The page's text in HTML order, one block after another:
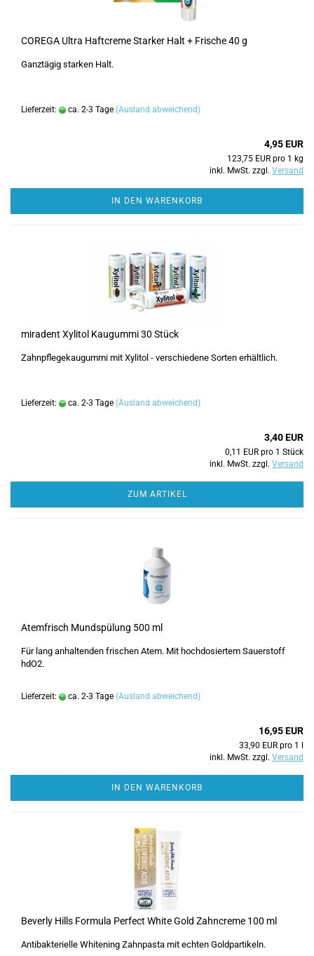
COREGA Ultra Haftcreme Starker Halt + Frische 40 g
Ganztägig starken Halt.
Lieferzeit: ca. 2-3 Tage (Ausland abweichend)
4,95 EUR
123,75 EUR pro 1 kg
inkl. MwSt. zzgl. Versand
IN DEN WARENKORB
miradent Xylitol Kaugummi 30 Stück
Zahnpflegekaugummi mit Xylitol - verschiedene Sorten erhältlich.
Lieferzeit: ca. 2-3 Tage (Ausland abweichend)
3,40 EUR
0,11 EUR pro 1 Stück
inkl. MwSt. zzgl. Versand
ZUM ARTIKEL
Atemfrisch Mundspülung 500 ml
Für lang anhaltenden frischen Atem. Mit hochdosiertem Sauerstoff
hdO2.
Lieferzeit: ca. 2-3 Tage (Ausland abweichend)
16,95 EUR
33,90 EUR pro 1 l
inkl. MwSt. zzgl. Versand
IN DEN WARENKORB
Beverly Hills Formula Perfect White Gold Zahncreme 100 ml
Antibakterielle Whitening Zahnpasta mit echten Goldpartikeln.